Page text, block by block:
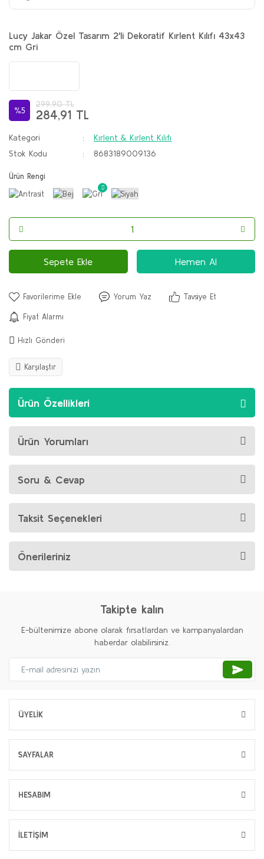
Lucy Jakar Özel Tasarım 2'li Dekoratif Kırlent Kılıfı 43x43
cm Gri
%5
299,90 TL
284,91 TL
Kategori
Kırlent & Kırlent Kılıfı
Stok Kodu
8683189009136
Ürün Rengi
Sepete Ekle Hemen Al
Yorum Yaz Tavsiye Et
Fiyat Alarmı
Hızlı Gönderi
Karşılaştır
Ürün Özellikleri
Ürün Yorumları
Soru & Cevap
Taksit Seçenekleri
Önerileriniz
Takipte kalın
E-bültenimize abone olarak fırsatlardan ve kampanyalardan
haberdar olabilirsiniz.
ÜYELİK
SAYFALAR
HESABIM
İLETİŞİM